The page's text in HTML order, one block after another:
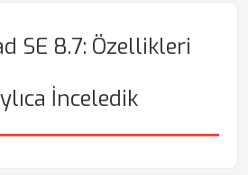
SE 8.7: Özellikleri
İnceledik